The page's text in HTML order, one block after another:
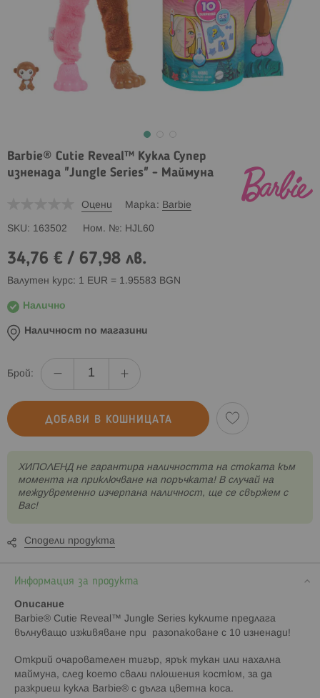
Barbie® Cutie Reveal™ Кукла Супер
изненада "Jungle Series" - Маймуна
Оцени Марка Barbie
SKU 163502 Ном. № HJL60
34,76 € / 67,98 лв.
Валутен курс: 1 EUR = 1.95583 BGN
Налично
Наличност по магазини
Брой:
ДОБАВИ В КОШНИЦАТА
XИПОЛЕНД не гарантира наличността на стоката към
момента на приключване на поръчката! В случай на
междувременно изчерпана наличност, ще се свържем с
Вас!
Сподели продукта
Информация за продукта
Описание
Barbie® Cutie Reveal™ Jungle Series куклите предлага
вълнуващо изживяване при разопаковане с 10 изненади!
Открий очарователен тигър, ярък тукан или нахална
маймуна, след което свали плюшения костюм, за да
разкриеш кукла Barbie® с дълга цветна коса.